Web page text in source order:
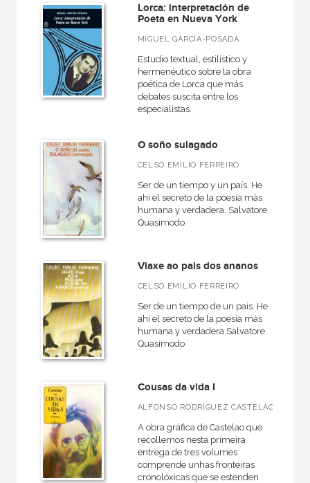
CATÁLOGOS PDF
Catálogos PDF
Lorca: interpretación de
Poeta en Nueva York
MIGUEL GARCÍA-POSADA
Estudio textual, estilístico y
hermenéutico sobre la obra
poética de Lorca que más
debates suscita entre los
especialistas.
O soño sulagado
CELSO EMILIO FERREIRO
Ser de un tiempo y un país. He
ahí el secreto de la poesía más
humana y verdadera. Salvatore
Quasimodo
Viaxe ao pais dos ananos
CELSO EMILIO FERREIRO
Ser de un tiempo de un país. He
ahí el secreto de la poesía más
humana y verdadera Salvatore
Quasimodo
Cousas da vida I
ALFONSO RODRÍGUEZ CASTELAO
A obra gráfica de Castelao que
recollemos nesta primeira
entrega de tres volumes
comprende unhas fronteiras
cronolóxicas que se estenden